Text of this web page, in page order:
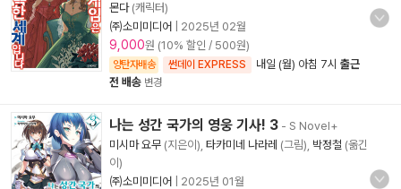
몬다(캐릭터)
㈜소미미디어
2025년 02월
9,000원 (10% 할인 / 500원)
양탄자배송 썬데이 EXPRESS 내일 (월) 아침 7시 출근
전 배송 변경
나는 성간 국가의 영웅 기사! 3 - S Novel+
미시마 요무 (지은이), 타카미네 나라레 (그림), 박정철 (옮긴
이)
㈜소미미디어
2025년 01월